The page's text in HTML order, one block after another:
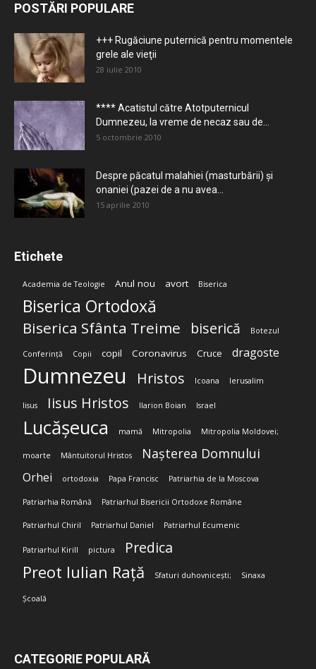
POSTĂRI POPULARE
+++ Rugăciune puternică pentru momentele
grele ale vieţii
28 iulie 2010
**** Acatistul către Atotputernicul
Dumnezeu, la vreme de necaz sau de...
5 octombrie 2010
Despre păcatul malahiei (masturbării) şi
onaniei (pazei de a nu avea...
15 aprilie 2010
Etichete
Academia de Teologie Anul nou avort Biserica
Biserica Ortodoxă
Biserica Sfânta Treime biserică Botezul
Conferință Copii copil Coronavirus Cruce dragoste
Dumnezeu Hristos Icoana Ierusalim
Iisus Iisus Hristos Ilarion Boian Israel
Lucășeuca mamă Mitropolia Mitropolia Moldovei;
moarte Mântuitorul Hristos Nașterea Domnului
Orhei ortodoxia Papa Francisc Patriarhia de la Moscova
Patriarhia Română Patriarhul Bisericii Ortodoxe Române
Patriarhul Chiril Patriarhul Daniel Patriarhul Ecumenic
Patriarhul Kirill pictura Predica
Preot Iulian Rață Sfaturi duhovnicești; Sinaxa
Școală
CATEGORIE POPULARĂ